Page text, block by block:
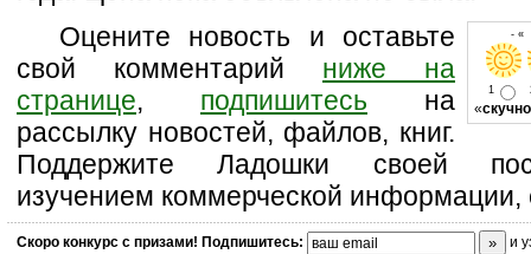
- «
1
«скучно
Оцените новость и оставьте
свой комментарий ниже на
странице, подпишитесь на
рассылку новостей, файлов, книг.
Поддержите Ладошки своей
изучением коммерческой
Скоро конкурс с призами! Подпишитесь:
и